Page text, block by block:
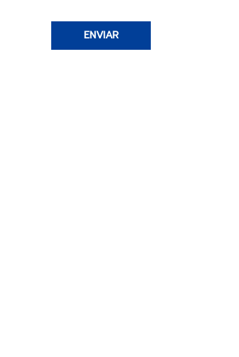
ENVIAR